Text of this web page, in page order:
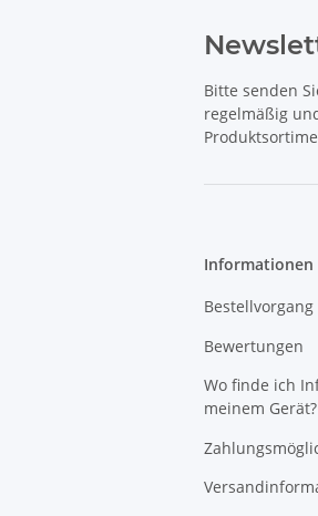
Bitte senden
regelmäßig
Informationen
Bestellvorgang
Bewertungen
Wo finde ich
meinem Gerät?